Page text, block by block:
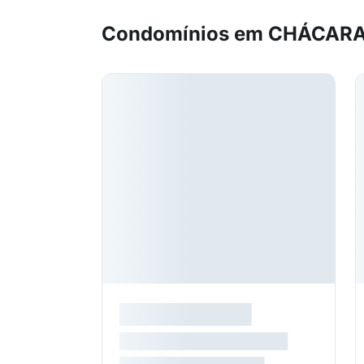
Condomínios em